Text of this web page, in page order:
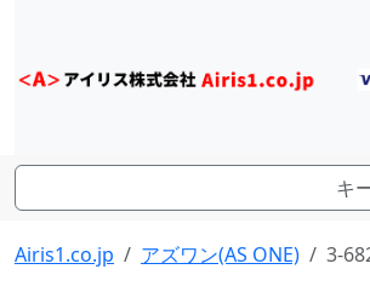
Airis1.co.jp アズワン(AS ONE) 3-